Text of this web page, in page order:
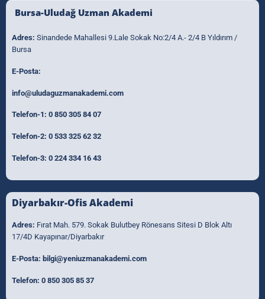
Bursa-Uludağ Uzman Akademi
Adres: Sinandede Mahallesi 9.Lale Sokak No:2/4 A.- 2/4 B Yıldırım /
Bursa
E-Posta:
info@uludaguzmanakademi.com
Telefon-1: 0 850 305 84 07
Telefon-2: 0 533 325 62 32
Telefon-3: 0 224 334 16 43
Diyarbakır-Ofis Akademi
Adres: Fırat Mah. 579. Sokak Bulutbey Rönesans Sitesi D Blok Altı
17/4D Kayapınar/Diyarbakır
E-Posta: bilgi@yeniuzmanakademi.com
Telefon: 0 850 305 85 37